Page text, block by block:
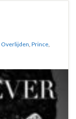
Overlijden, Prince,